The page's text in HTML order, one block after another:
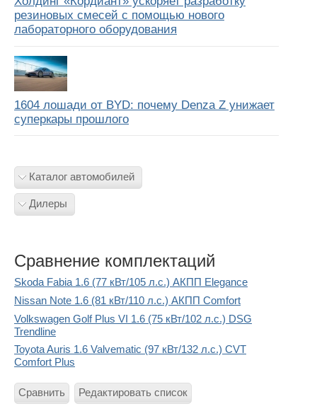
резиновых смесей с помощью нового
лабораторного оборудования
1604 лошади от BYD: почему Denza Z унижает
суперкары прошлого
Каталог автомобилей
Дилеры
Сравнение комплектаций
Skoda Fabia 1.6 (77 кВт/105 л.с.) АКПП Elegance
Nissan Note 1.6 (81 кВт/110 л.с.) АКПП Comfort
Volkswagen Golf Plus VI 1.6 (75 кВт/102 л.с.) DSG
Trendline
Toyota Auris 1.6 Valvematic (97 кВт/132 л.с.) CVT
Comfort Plus
Сравнить Редактировать список